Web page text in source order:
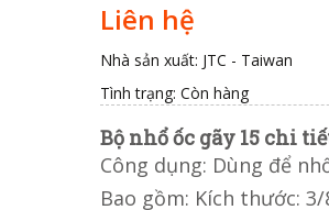
Liên hệ
Nhà sản xuất: JTC - Taiwan
Tình trạng: Còn hàng
Bộ nhổ ốc gãy 15 chi
Công dụng: Dùng để
Bao gồm: Kích thước: